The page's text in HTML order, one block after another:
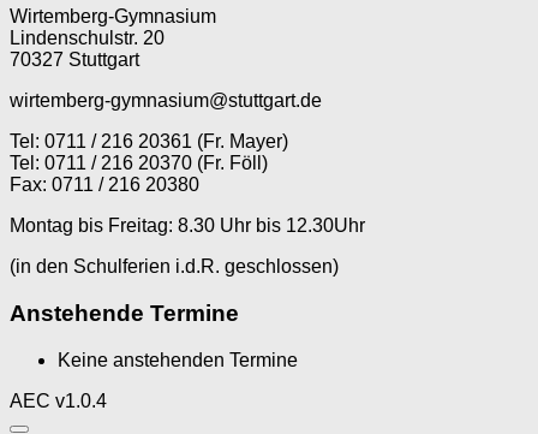
Wirtemberg-Gymnasium
Lindenschulstr. 20
70327 Stuttgart
wirtemberg-gymnasium@stuttgart.de
Tel: 0711 / 216 20361 (Fr. Mayer)
Tel: 0711 / 216 20370 (Fr. Föll)
Fax: 0711 / 216 20380
Montag bis Freitag: 8.30 Uhr bis 12.30Uhr
(in den Schulferien i.d.R. geschlossen)
Anstehende Termine
Keine anstehenden Termine
AEC v1.0.4